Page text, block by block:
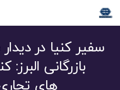
سفیر کنیا در
بازرگانی
های